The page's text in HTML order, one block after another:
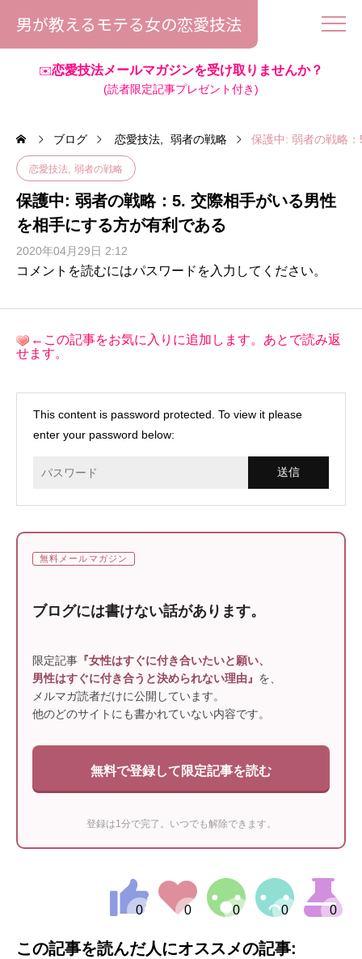
男が教えるモテる女の恋愛技法
✉️恋愛技法メールマガジンを受け取りませんか？
(読者限定記事プレゼント付き)
ブログ 恋愛技法 弱者の戦略 保護中: 弱者の戦略
恋愛技法 弱者の戦略
保護中: 弱者の戦略：5. 交際相手がいる男性
を相手にする方が有利である
2020年04月29日 2:12
コメントを読むにはパスワードを入力してください。
←この記事をお気に入りに追加します。あとで読み返
せます。
This content is password protected. To view it please
enter your password below:
無料メールマガジン
ブログには書けない話があります。
限定記事 『女性はすぐに付き合いたいと願い、
男性はすぐに付き合うと決められない理由』 を、
メルマガ読者だけに公開しています。
他のどのサイトにも書かれていない内容です。
無料で登録して限定記事を読む
登録は1分で完了。いつでも解除できます。
この記事を読んだ人にオススメの記事: